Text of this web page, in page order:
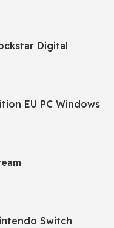
Digital
EU PC Windows
Switch